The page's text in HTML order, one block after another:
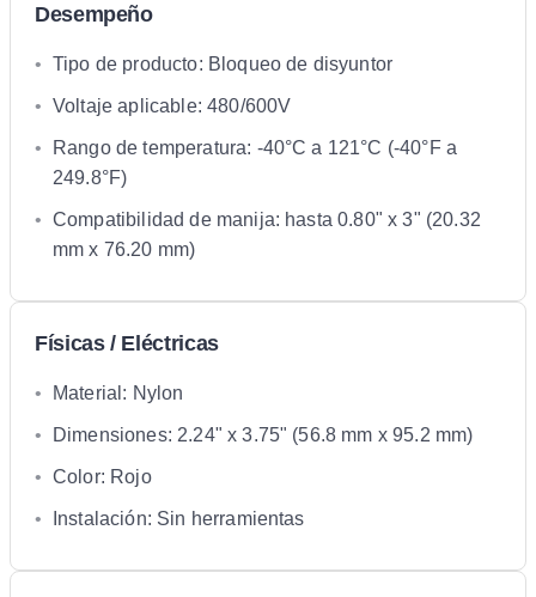
Desempeño
• Tipo de producto: Bloqueo de disyuntor
• Voltaje aplicable: 480/600V
•
Rango de temperatura: -40°C a 121°C (-40°F a
249.8°F)
• Compatibilidad de manija: hasta 0.80" x 3" (20.32
mm x 76.20 mm)
Físicas / Eléctricas
• Material: Nylon
• Dimensiones: 2.24" x 3.75" (56.8 mm x 95.2 mm)
• Color: Rojo
• Instalación: Sin herramientas